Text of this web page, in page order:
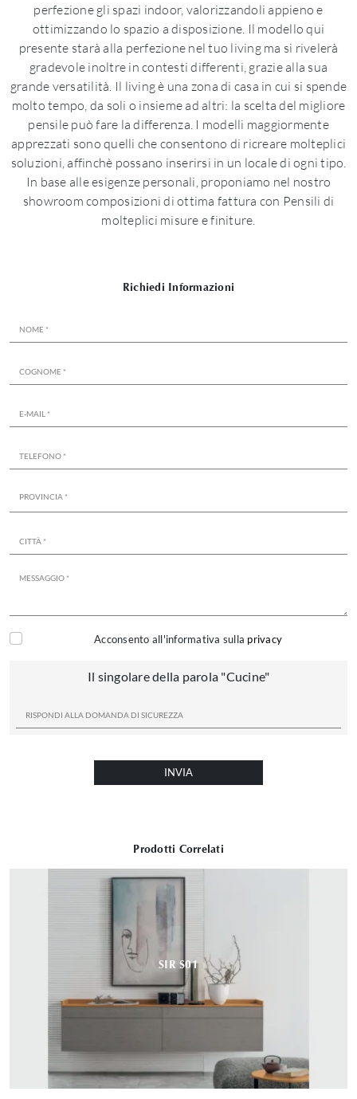
perfezione gli spazi indoor, valorizzandoli appieno e
ottimizzando lo spazio a disposizione. Il modello qui
presente starà alla perfezione nel tuo living ma si rivelerà
gradevole inoltre in contesti differenti, grazie alla sua
grande versatilità. Il living è una zona di casa in cui si spende
molto tempo, da soli o insieme ad altri: la scelta del migliore
pensile può fare la differenza. I modelli maggiormente
apprezzati sono quelli che consentono di ricreare molteplici
soluzioni, affinchè possano inserirsi in un locale di ogni tipo.
In base alle esigenze personali, proponiamo nel nostro
showroom composizioni di ottima fattura con Pensili di
molteplici misure e finiture.
Prodotti Correlati
SIR S01
Richiedi Informazioni
Acconsento all'informativa sulla privacy
Il singolare della parola "Cucine"
INVIA